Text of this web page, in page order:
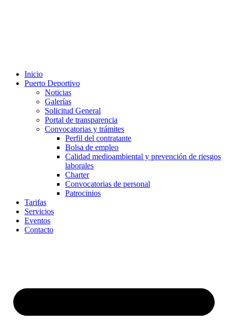
Inicio
Puerto Deportivo
Noticias
Galerías
Solicitud General
Portal de transparencia
Convocatorias y trámites
Perfil del contratante
Bolsa de empleo
Calidad medioambiental y prevención de riesgos
laborales
Charter
Convocatorias de personal
Patrocinios
Tarifas
Servicios
Eventos
Contacto